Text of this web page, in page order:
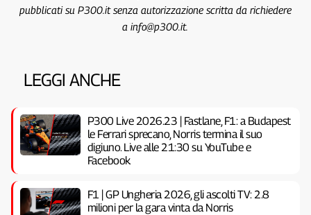
pubblicati su P300.it senza autorizzazione scritta da richiedere
a info@p300.it.
LEGGI ANCHE
P300 Live 2026.23 | Fastlane, F1: a Budapest
le Ferrari sprecano, Norris termina il suo
digiuno. Live alle 21:30 su YouTube e
Facebook
F1 | GP Ungheria 2026, gli ascolti TV: 2.8
milioni per la gara vinta da Norris